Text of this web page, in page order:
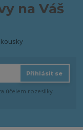
na Váš
Přihlásit se
účelem rozesílky